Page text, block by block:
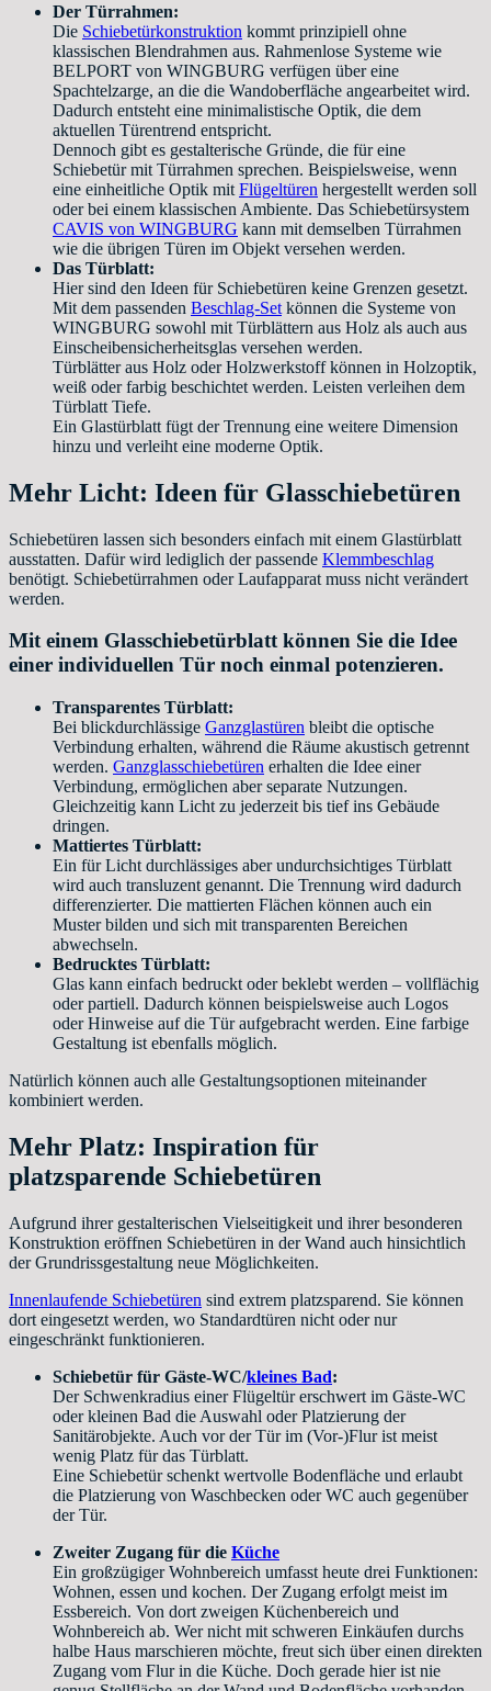
Der Türrahmen:
Die Schiebetürkonstruktion kommt prinzipiell ohne
klassischen Blendrahmen aus. Rahmenlose Systeme wie
BELPORT von WINGBURG verfügen über eine
Spachtelzarge, an die die Wandoberfläche angearbeitet wird.
Dadurch entsteht eine minimalistische Optik, die dem
aktuellen Türentrend entspricht.
Dennoch gibt es gestalterische Gründe, die für eine
Schiebetür mit Türrahmen sprechen. Beispielsweise, wenn
eine einheitliche Optik mit Flügeltüren hergestellt werden soll
oder bei einem klassischen Ambiente. Das Schiebetürsystem
CAVIS von WINGBURG kann mit demselben Türrahmen
wie die übrigen Türen im Objekt versehen werden.
Das Türblatt:
Hier sind den Ideen für Schiebetüren keine Grenzen gesetzt.
Mit dem passenden Beschlag-Set können die Systeme von
WINGBURG sowohl mit Türblättern aus Holz als auch aus
Einscheibensicherheitsglas versehen werden.
Türblätter aus Holz oder Holzwerkstoff können in Holzoptik,
weiß oder farbig beschichtet werden. Leisten verleihen dem
Türblatt Tiefe.
Ein Glastürblatt fügt der Trennung eine weitere Dimension
hinzu und verleiht eine moderne Optik.
Mehr Licht: Ideen für Glasschiebetüren
Schiebetüren lassen sich besonders einfach mit einem Glastürblatt
ausstatten. Dafür wird lediglich der passende Klemmbeschlag
benötigt. Schiebetürrahmen oder Laufapparat muss nicht verändert
werden.
Mit einem Glasschiebetürblatt können Sie die Idee
einer individuellen Tür noch einmal potenzieren.
Transparentes Türblatt:
Bei blickdurchlässige Ganzglastüren bleibt die optische
Verbindung erhalten, während die Räume akustisch getrennt
werden. Ganzglasschiebetüren erhalten die Idee einer
Verbindung, ermöglichen aber separate Nutzungen.
Gleichzeitig kann Licht zu jederzeit bis tief ins Gebäude
dringen.
Mattiertes Türblatt:
Ein für Licht durchlässiges aber undurchsichtiges Türblatt
wird auch transluzent genannt. Die Trennung wird dadurch
differenzierter. Die mattierten Flächen können auch ein
Muster bilden und sich mit transparenten Bereichen
abwechseln.
Bedrucktes Türblatt:
Glas kann einfach bedruckt oder beklebt werden – vollflächig
oder partiell. Dadurch können beispielsweise auch Logos
oder Hinweise auf die Tür aufgebracht werden. Eine farbige
Gestaltung ist ebenfalls möglich.
Natürlich können auch alle Gestaltungsoptionen miteinander
kombiniert werden.
Mehr Platz: Inspiration für
platzsparende Schiebetüren
Aufgrund ihrer gestalterischen Vielseitigkeit und ihrer besonderen
Konstruktion eröffnen Schiebetüren in der Wand auch hinsichtlich
der Grundrissgestaltung neue Möglichkeiten.
Innenlaufende Schiebetüren sind extrem platzsparend. Sie können
dort eingesetzt werden, wo Standardtüren nicht oder nur
eingeschränkt funktionieren.
Schiebetür für Gäste-WC/kleines Bad:
Der Schwenkradius einer Flügeltür erschwert im Gäste-WC
oder kleinen Bad die Auswahl oder Platzierung der
Sanitärobjekte. Auch vor der Tür im (Vor-)Flur ist meist
wenig Platz für das Türblatt.
Eine Schiebetür schenkt wertvolle Bodenfläche und erlaubt
die Platzierung von Waschbecken oder WC auch gegenüber
der Tür.
Zweiter Zugang für die Küche
Ein großzügiger Wohnbereich umfasst heute drei Funktionen:
Wohnen, essen und kochen. Der Zugang erfolgt meist im
Essbereich. Von dort zweigen Küchenbereich und
Wohnbereich ab. Wer nicht mit schweren Einkäufen durchs
halbe Haus marschieren möchte, freut sich über einen direkten
Zugang vom Flur in die Küche. Doch gerade hier ist nie